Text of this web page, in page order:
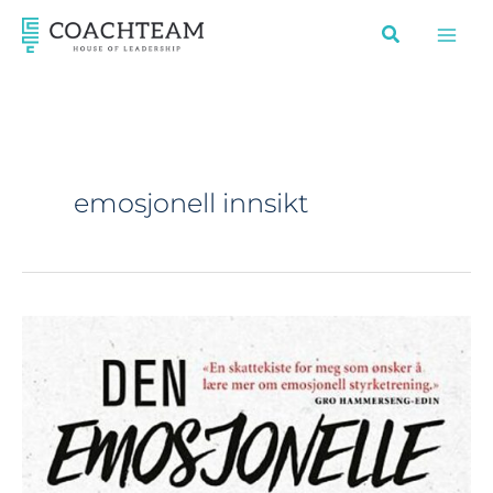
Hopp
rett
emosjonell innsikt
emosjonelle
revolusjon,
Ukeavisen
Ledelse
spør